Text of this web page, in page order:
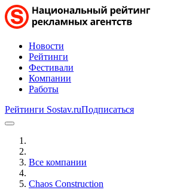
Новости
Рейтинги
Фестивали
Компании
Работы
Рейтинги Sostav.ruПодписаться
Все компании
Chaos Construction